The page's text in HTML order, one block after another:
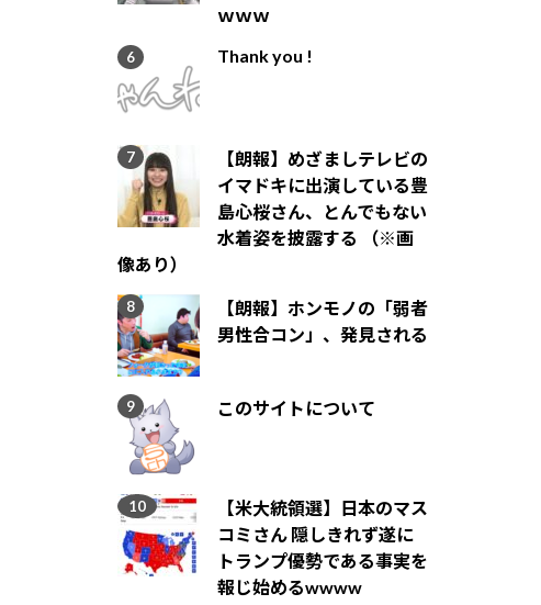
ｗｗｗ
Thank you !
【朗報】めざましテレビの
イマドキに出演している豊
島心桜さん、とんでもない
水着姿を披露する （※画
像あり）
【朗報】ホンモノの「弱者
男性合コン」、発見される
このサイトについて
【米大統領選】日本のマス
コミさん 隠しきれず遂に
トランプ優勢である事実を
報じ始めるwwww